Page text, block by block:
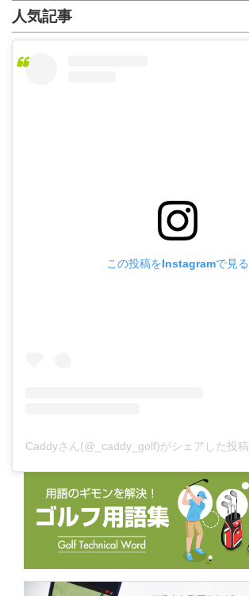
人気記事
この投稿をInstagramで見る
Caddyさん(@_caddy_golf)がシェアした投稿